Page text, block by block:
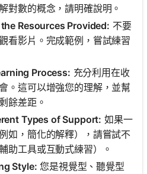
對數的概念，請明確說明。
Resources Provided: 不要
看影片。完成範例，嘗試練習
Process: 充分利用在收
。這可以增強您的理解，並幫
餘差距。
Types of Support: 如果一
如，簡化的解釋），請嘗試不
助工具或互動式練習）。
Style: 您是視覺型、聽覺型